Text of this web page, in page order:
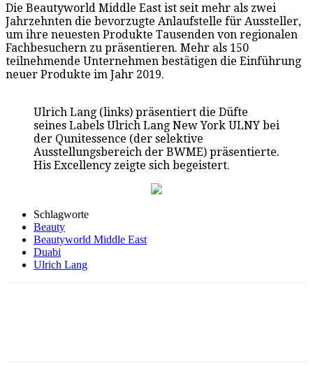
Die Beautyworld Middle East ist seit mehr als zwei
Jahrzehnten die bevorzugte Anlaufstelle für Aussteller,
um ihre neuesten Produkte Tausenden von regionalen
Fachbesuchern zu präsentieren. Mehr als 150
teilnehmende Unternehmen bestätigen die Einführung
neuer Produkte im Jahr 2019.
Ulrich Lang (links) präsentiert die Düfte
seines Labels Ulrich Lang New York ULNY bei
der Qunitessence (der selektive
Ausstellungsbereich der BWME) präsentierte.
His Excellency zeigte sich begeistert.
Schlagworte
Beauty
Beautyworld Middle East
Duabi
Ulrich Lang